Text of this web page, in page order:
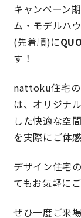
耐震等級3
頑丈で長
2030年の
快適な室
キャンペーン
ム・モデルハ
(先着順)に
す！
nattoku住宅の
は、オリジナ
した快適な空
を実際にご体
デザイン住宅
てもお気軽に
ぜひ一度ご来